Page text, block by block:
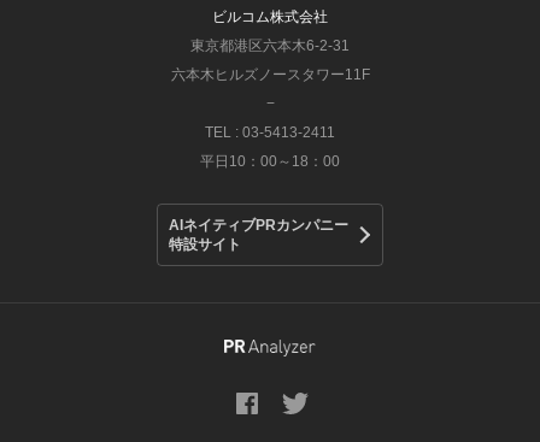
ビルコム株式会社
東京都港区六本木6-2-31
六本木ヒルズノースタワー11F
−
TEL : 03-5413-2411
平日10：00～18：00
AIネイティブPRカンパニー
特設サイト